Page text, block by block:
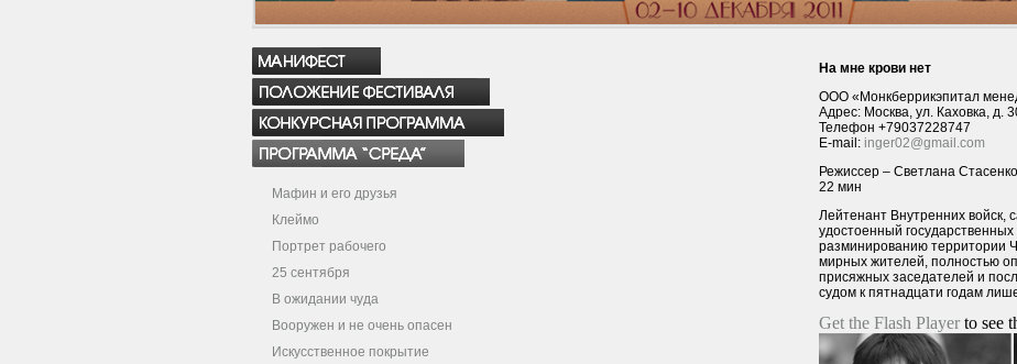
Мафин и его друзья
Клеймо
Портрет рабочего
25 сентября
В ожидании чуда
Вооружен и не очень опасен
Искусственное покрытие
На мне крови нет
ООО «Монкберрикэпитал
Адрес: Москва, ул. Каховка, д.
Телефон +79037228747
E-mail: inger02@gmail.com
Режиссер – Светлана Стасенко
22 мин
Лейтенант Внутренних войск,
удостоенный
разминированию территории
мирных жителей, полностью
присяжных заседателей и
судом к пятнадцати годам
Get the Flash Player to see